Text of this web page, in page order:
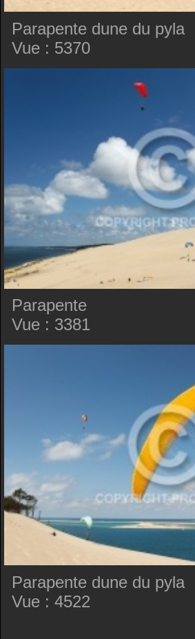
Parapente dune du pyla
Vue : 5370
Parapente
Vue : 3381
Parapente dune du pyla
Vue : 4522